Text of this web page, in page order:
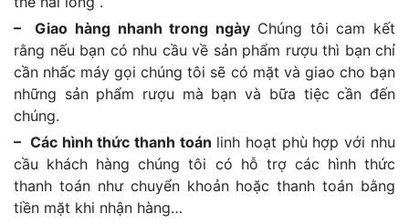
– Giao hàng nhanh trong ngày Chúng tôi cam kết
rằng nếu bạn có nhu cầu về sản phẩm rượu thì bạn chỉ
cần nhấc máy gọi chúng tôi sẽ có mặt và giao cho bạn
những sản phẩm rượu mà bạn và bữa tiệc cần đến
chúng.
– Các hình thức thanh toán linh hoạt phù hợp với nhu
cầu khách hàng chúng tôi có hỗ trợ các hình thức
thanh toán như chuyển khoản hoặc thanh toán bằng
tiền mặt khi nhận hàng…